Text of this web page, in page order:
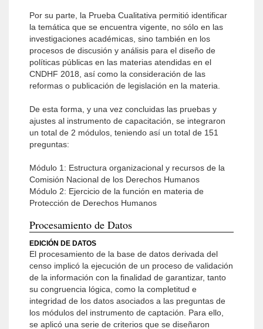
Por su parte, la Prueba Cualitativa permitió identificar
la temática que se encuentra vigente, no sólo en las
investigaciones académicas, sino también en los
procesos de discusión y análisis para el diseño de
políticas públicas en las materias atendidas en el
CNDHF 2018, así como la consideración de las
reformas o publicación de legislación en la materia.
De esta forma, y una vez concluidas las pruebas y
ajustes al instrumento de capacitación, se integraron
un total de 2 módulos, teniendo así un total de 151
preguntas:
Módulo 1: Estructura organizacional y recursos de la
Comisión Nacional de los Derechos Humanos
Módulo 2: Ejercicio de la función en materia de
Protección de Derechos Humanos
Procesamiento de Datos
EDICIÓN DE DATOS
El procesamiento de la base de datos derivada del
censo implicó la ejecución de un proceso de validación
de la información con la finalidad de garantizar, tanto
su congruencia lógica, como la completitud e
integridad de los datos asociados a las preguntas de
los módulos del instrumento de captación. Para ello,
se aplicó una serie de criterios que se diseñaron